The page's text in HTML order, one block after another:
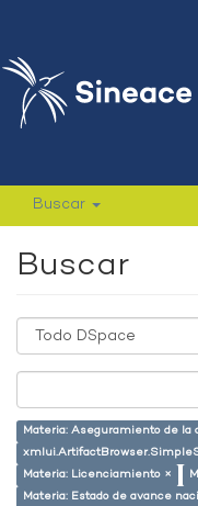
Buscar
Buscar
Materia: Aseguramiento de la
Materia: Licenciamiento ×
Materia: Estado de avance